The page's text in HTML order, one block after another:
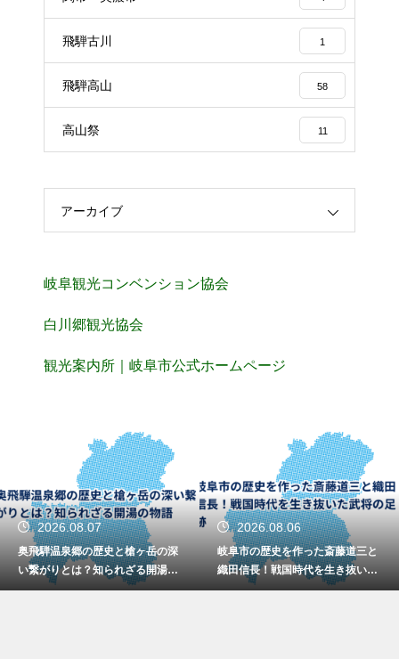
飛騨古川 1
飛騨高山 58
高山祭 11
アーカイブ
岐阜観光コンベンション協会
白川郷観光協会
観光案内所｜岐阜市公式ホームページ
2026.08.07
奥飛騨温泉郷の歴史と槍ヶ岳の深
い繋がりとは？知られざる開湯の
物語
2026.08.06
岐阜市の歴史を作った斎藤道三と
織田信長！戦国時代を生き抜いた
武将の足跡